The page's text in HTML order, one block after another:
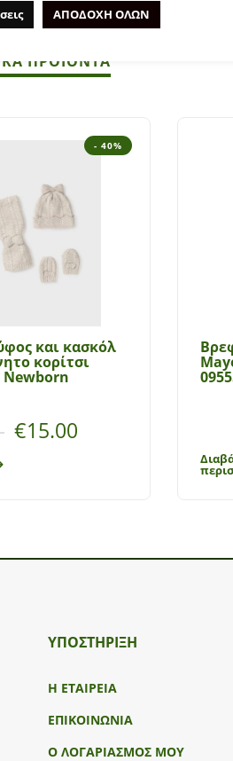
ΠΡΟΪΌΝΤΑ
- 40%
και κασκόλ
κορίτσι
€15.00
ΥΠΟΣΤΉΡΙΞΗ
Η ΕΤΑΙΡΕΙΑ
ΕΠΙΚΟΙΝΩΝΙΑ
Ο ΛΟΓΑΡΙΑΣΜΟΣ ΜΟΥ
ΑΠΟΔΟΧΗ ΟΛΩΝ